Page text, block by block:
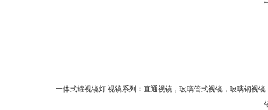
一体式罐视镜灯 视镜系列：直通视镜，玻璃管式视镜，玻璃钢视